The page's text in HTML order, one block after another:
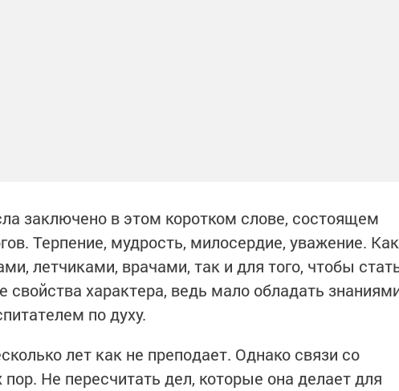
заключено в этом коротком слове, состоящем
Терпение, мудрость, милосердие, уважение. Как
летчиками, врачами, так и для того, чтобы
характера, ведь мало обладать
по духу.
лет как не преподает. Однако связи со
Не пересчитать дел, которые она делает для